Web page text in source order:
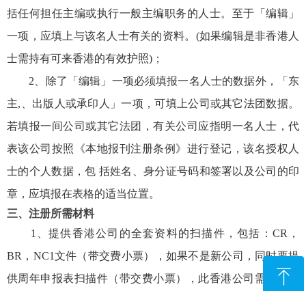
括任何担任主编或执行一般主编职务的人士。至于「编辑」
一项，应填上与该名人士有关的资料。(如果编辑是非香港人
士需持有可来香港的有效护照)；
2、除了「编辑」一项必须填报一名人士的数据外，「东
主,、出版人或承印人」一项，可填上公司或其它法团数据。
若填报一间公司或其它法团，有关公司应指明一名人士，代
表该公司按照《本地报刊注册条例》进行登记，该名授权人
士的个人数据，包 括姓名、身分证号码和签署以及公司的印
章，应填报在表格的适当位置。
三、注册所需材料
1、提供香港公司的全套资料的扫描件，包括：CR，
BR，NC1文件（带交费小票），如果不是新公司，同时要提
供周年申报表扫描件（带交费小票），此香港公司需要用股
ꁸ